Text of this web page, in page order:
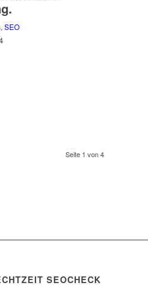
,SEO
Seite 1 von 4
SEOCHECK